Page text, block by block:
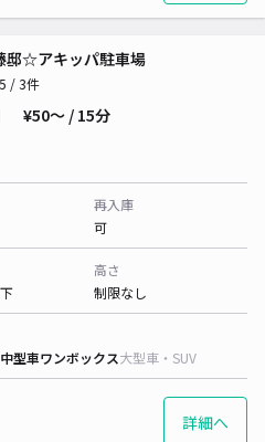
邸☆アキッパ駐車場
5 / 3件
¥50〜 / 15分
再入庫
可
高さ
制限なし
中型車ワンボックス大型車・SUV
詳細へ